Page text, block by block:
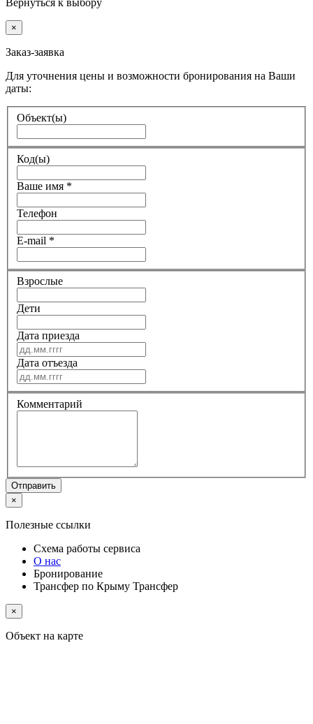
Вернуться к выбору
×
Заказ-заявка
Для уточнения цены и возможности бронирования на Ваши
даты:
Объект(ы)
Код(ы)
Ваше имя *
Телефон
E-mail *
Взрослые
Дети
Дата приезда
Дата отъезда
Комментарий
Отправить
×
Полезные ссылки
Схема работы сервиса
О нас
Бронирование
Трансфер по Крыму Трансфер
×
Объект на карте